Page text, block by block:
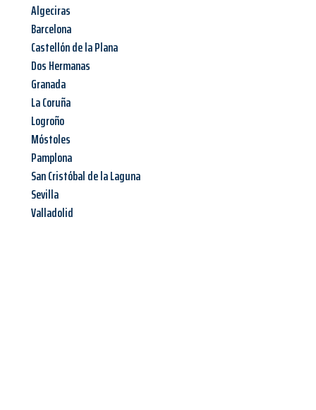
Algeciras
Barcelona
Castellón de la Plana
Dos Hermanas
Granada
La Coruña
Logroño
Móstoles
Pamplona
San Cristóbal de la Laguna
Sevilla
Valladolid